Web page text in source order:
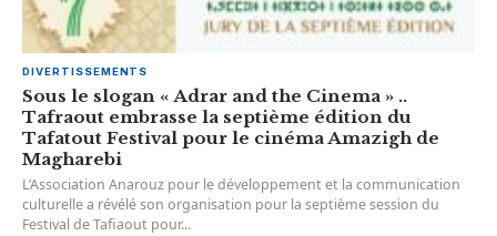
DIVERTISSEMENTS
Sous le slogan « Adrar and the Cinema » ..
Tafraout embrasse la septième édition du
Tafatout Festival pour le cinéma Amazigh de
Magharebi
L’Association Anarouz pour le développement et la communication
culturelle a révélé son organisation pour la septième session du
Festival de Tafiaout pour...